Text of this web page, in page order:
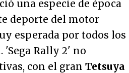
una especie de época
deporte del motor
esperada por todos los
'Sega Rally 2' no
con el gran Tetsuya